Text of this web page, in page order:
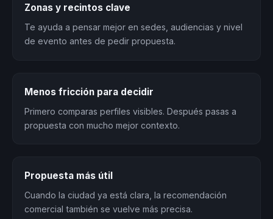
Zonas y recintos clave
Te ayuda a pensar mejor en sedes, audiencias y nivel
de evento antes de pedir propuesta.
Menos fricción para decidir
Primero comparas perfiles visibles. Después pasas a
propuesta con mucho mejor contexto.
Propuesta más útil
Cuando la ciudad ya está clara, la recomendación
comercial también se vuelve más precisa.